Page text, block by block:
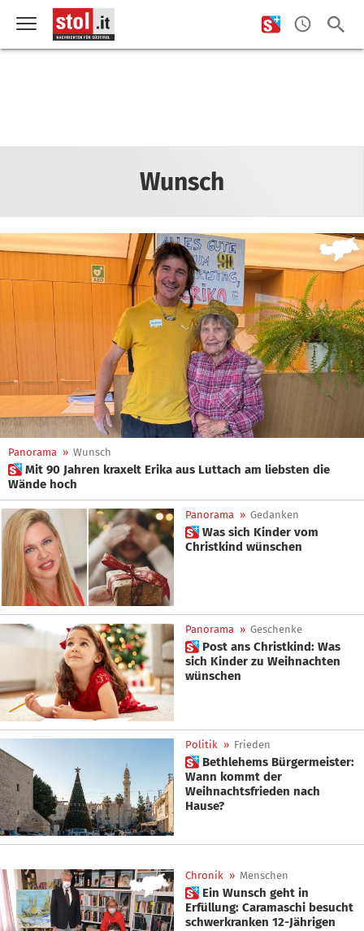
Wunsch
Panorama » Wunsch
 Mit 90 Jahren kraxelt Erika aus Luttach am liebsten die
Wände hoch
Panorama » Gedanken
 Was sich Kinder vom
Christkind wünschen
Panorama » Geschenke
 Post ans Christkind: Was
sich Kinder zu Weihnachten
wünschen
Politik » Frieden
 Bethlehems Bürgermeister:
Wann kommt der
Weihnachtsfrieden nach
Hause?
Chronik » Menschen
 Ein Wunsch geht in
Erfüllung: Caramaschi besucht
schwerkranken 12-Jährigen